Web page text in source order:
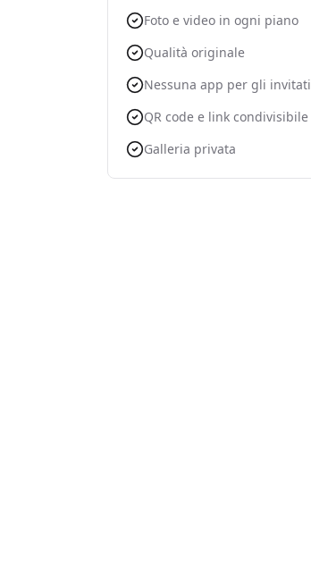
Foto e video in ogni piano
Qualità originale
Nessuna app per gli invitati
QR code e link condivisibile
Galleria privata